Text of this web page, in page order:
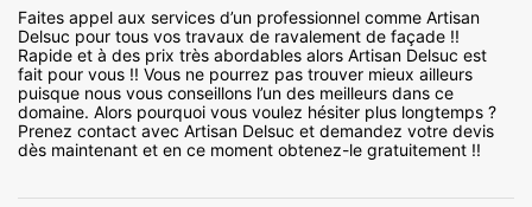
Faites appel aux services d’un professionnel comme Artisan
Delsuc pour tous vos travaux de ravalement de façade !!
Rapide et à des prix très abordables alors Artisan Delsuc est
fait pour vous !! Vous ne pourrez pas trouver mieux ailleurs
puisque nous vous conseillons l’un des meilleurs dans ce
domaine. Alors pourquoi vous voulez hésiter plus longtemps ?
Prenez contact avec Artisan Delsuc et demandez votre devis
dès maintenant et en ce moment obtenez-le gratuitement !!